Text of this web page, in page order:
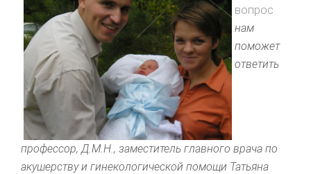
вопрос
нам
поможет
ответить
профессор, Д.М.Н., заместитель главного врача по
акушерству и гинекологической помощи Татьяна